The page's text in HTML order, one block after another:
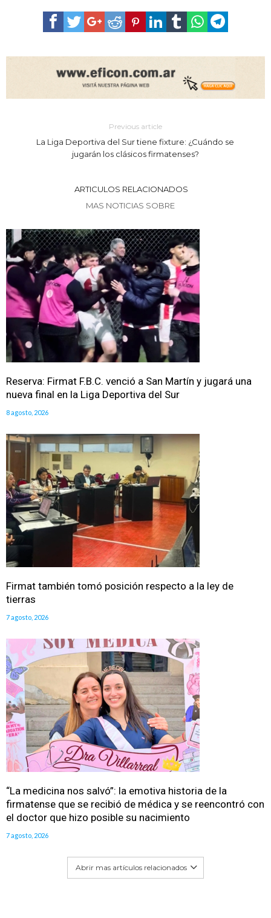
Previous article
La Liga Deportiva del Sur tiene fixture: ¿Cuándo se
jugarán los clásicos firmatenses?
ARTICULOS RELACIONADOS
MAS NOTICIAS SOBRE
Reserva: Firmat F.B.C. venció a San Martín y jugará una
nueva final en la Liga Deportiva del Sur
8 agosto, 2026
Firmat también tomó posición respecto a la ley de
tierras
7 agosto, 2026
“La medicina nos salvó”: la emotiva historia de la
firmatense que se recibió de médica y se reencontró con
el doctor que hizo posible su nacimiento
7 agosto, 2026
Abrir mas artículos relacionados